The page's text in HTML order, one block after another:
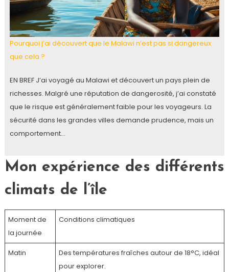
Pourquoi j’ai découvert que le Malawi n’est pas si dangereux
que cela ?
EN BREF J’ai voyagé au Malawi et découvert un pays plein de
richesses. Malgré une réputation de dangerosité, j’ai constaté
que le risque est généralement faible pour les voyageurs. La
sécurité dans les grandes villes demande prudence, mais un
comportement…
Mon expérience des différents
climats de l’île
Moment de
la journée
Conditions climatiques
Matin
Des températures fraîches autour de 18°C, idéal
pour explorer.